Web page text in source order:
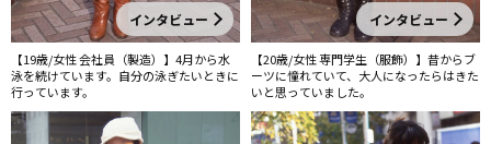
インタビュー
【19歳/女性 会社員（製造）】4月から水
泳を続けています。自分の泳ぎたいときに
行っています。
インタビュー
【20歳/女性 専門学生（服飾）】昔からブ
ーツに憧れていて、大人になったらはきた
いと思っていました。